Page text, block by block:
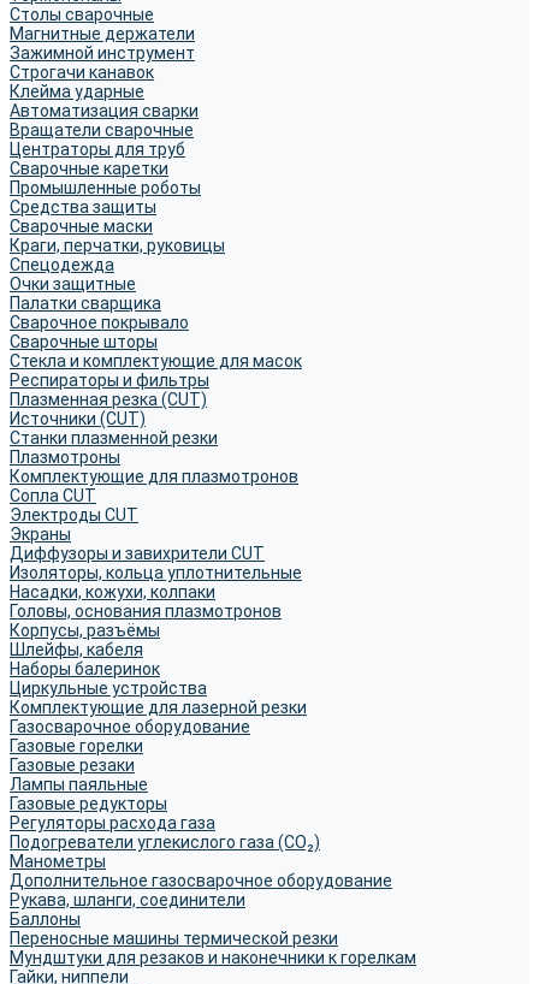
Столы сварочные
Магнитные держатели
Зажимной инструмент
Строгачи канавок
Клейма ударные
Автоматизация сварки
Вращатели сварочные
Центраторы для труб
Сварочные каретки
Промышленные роботы
Средства защиты
Сварочные маски
Краги, перчатки, руковицы
Спецодежда
Очки защитные
Палатки сварщика
Сварочное покрывало
Сварочные шторы
Стекла и комплектующие для масок
Респираторы и фильтры
Плазменная резка (CUT)
Источники (CUT)
Станки плазменной резки
Плазмотроны
Комплектующие для плазмотронов
Сопла CUT
Электроды CUT
Экраны
Диффузоры и завихрители CUT
Изоляторы, кольца уплотнительные
Насадки, кожухи, колпаки
Головы, основания плазмотронов
Корпусы, разъёмы
Шлейфы, кабеля
Наборы балеринок
Циркульные устройства
Комплектующие для лазерной резки
Газосварочное оборудование
Газовые горелки
Газовые резаки
Лампы паяльные
Газовые редукторы
Регуляторы расхода газа
Подогреватели углекислого газа (CO₂)
Манометры
Дополнительное газосварочное оборудование
Рукава, шланги, соединители
Баллоны
Переносные машины термической резки
Мундштуки для резаков и наконечники к горелкам
Гайки, ниппели